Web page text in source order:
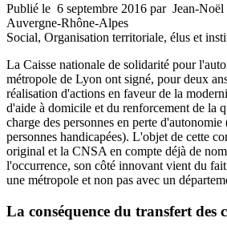
Publié le 6 septembre 2016 par Jean-
Auvergne-Rhône-Alpes
Social, Organisation territoriale, élus et
La Caisse nationale de solidarité pour
métropole de Lyon ont signé, pour deux
réalisation d'actions en faveur de la
d'aide à domicile et du renforcement de la
charge des personnes en perte d'autonomie
personnes handicapées). L'objet de cette
original et la CNSA en compte déjà de
l'occurrence, son côté innovant vient du
une métropole et non pas avec un
La conséquence du transfert des